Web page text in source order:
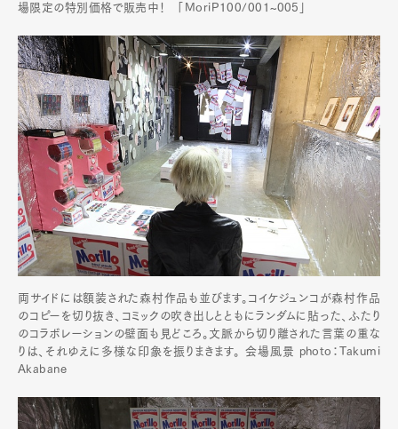
場限定の特別価格で販売中！ 「MoriP100/001~005」
両サイドには額装された森村作品も並びます。コイケジュンコが森村作品
のコピーを切り抜き、コミックの吹き出しとともにランダムに貼った、ふたり
のコラボレーションの壁面も見どころ。文脈から切り離された言葉の重な
りは、それゆえに多様な印象を振りまきます。 会場風景 photo：Takumi
Akabane